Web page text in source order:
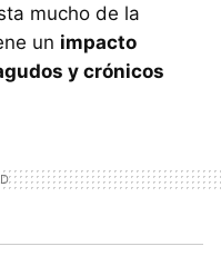
mucho de la
un impacto
y crónicos